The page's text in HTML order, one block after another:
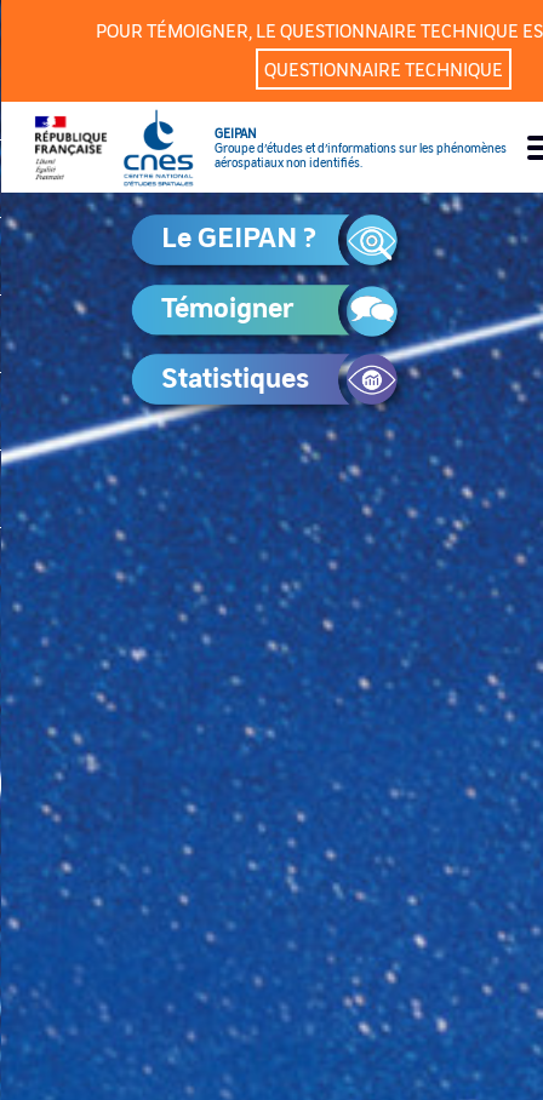
Panneau de gestion des cookies
POUR TÉMOIGNER, LE QUESTIONNAIRE TECHNIQUE
QUESTIONNAIRE TECHNIQUE
GEIPAN
Groupe d’études et d’informations sur les phénomènes
aérospatiaux non identifiés.
Le GEIPAN ?
Témoigner
Statistiques